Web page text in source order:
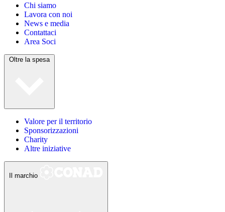
Chi siamo
Lavora con noi
News e media
Contattaci
Area Soci
Oltre la spesa
Valore per il territorio
Sponsorizzazioni
Charity
Altre iniziative
Il marchio